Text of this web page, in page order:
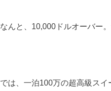
なんと、10,000ドルオーバー。
では、一泊100万の超高級ス